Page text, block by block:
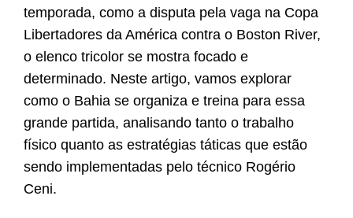
temporada, como a disputa pela vaga na Copa
Libertadores da América contra o Boston River,
o elenco tricolor se mostra focado e
determinado. Neste artigo, vamos explorar
como o Bahia se organiza e treina para essa
grande partida, analisando tanto o trabalho
físico quanto as estratégias táticas que estão
sendo implementadas pelo técnico Rogério
Ceni.